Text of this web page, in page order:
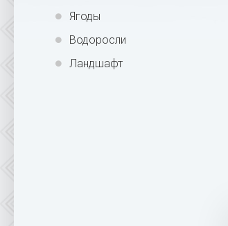
Ягоды
Водоросли
Ландшафт